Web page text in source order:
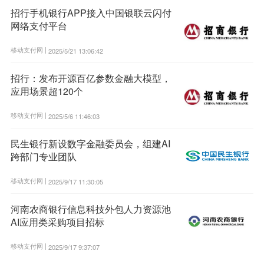
招行手机银行APP接入中国银联云闪付
网络支付平台
移动支付网 | 2025/5/21 13:06:42
招行：发布开源百亿参数金融大模型，
应用场景超120个
移动支付网 | 2025/5/6 11:46:03
民生银行新设数字金融委员会，组建AI
跨部门专业团队
移动支付网 | 2025/9/17 11:30:05
河南农商银行信息科技外包人力资源池
AI应用类采购项目招标
移动支付网 | 2025/9/17 9:37:07